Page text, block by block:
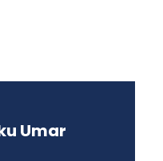
Umar